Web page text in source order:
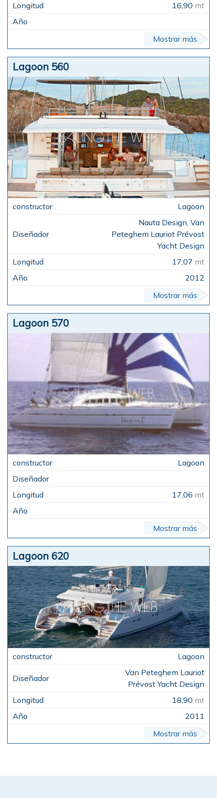
16,90 mt
Mostrar más
Lagoon 560
Lagoon
Nauta Design, Van
Peteghem Lauriot Prévost
Yacht Design
17,07 mt
2012
Mostrar más
Lagoon 570
Lagoon
17,06 mt
Mostrar más
Lagoon 620
Lagoon
Van Peteghem Lauriot
Prévost Yacht Design
18,90 mt
2011
Mostrar más